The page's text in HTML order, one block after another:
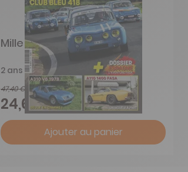
Mille Miles
2 ans
47,40 €
24,65 € -48%
Ajouter au panier